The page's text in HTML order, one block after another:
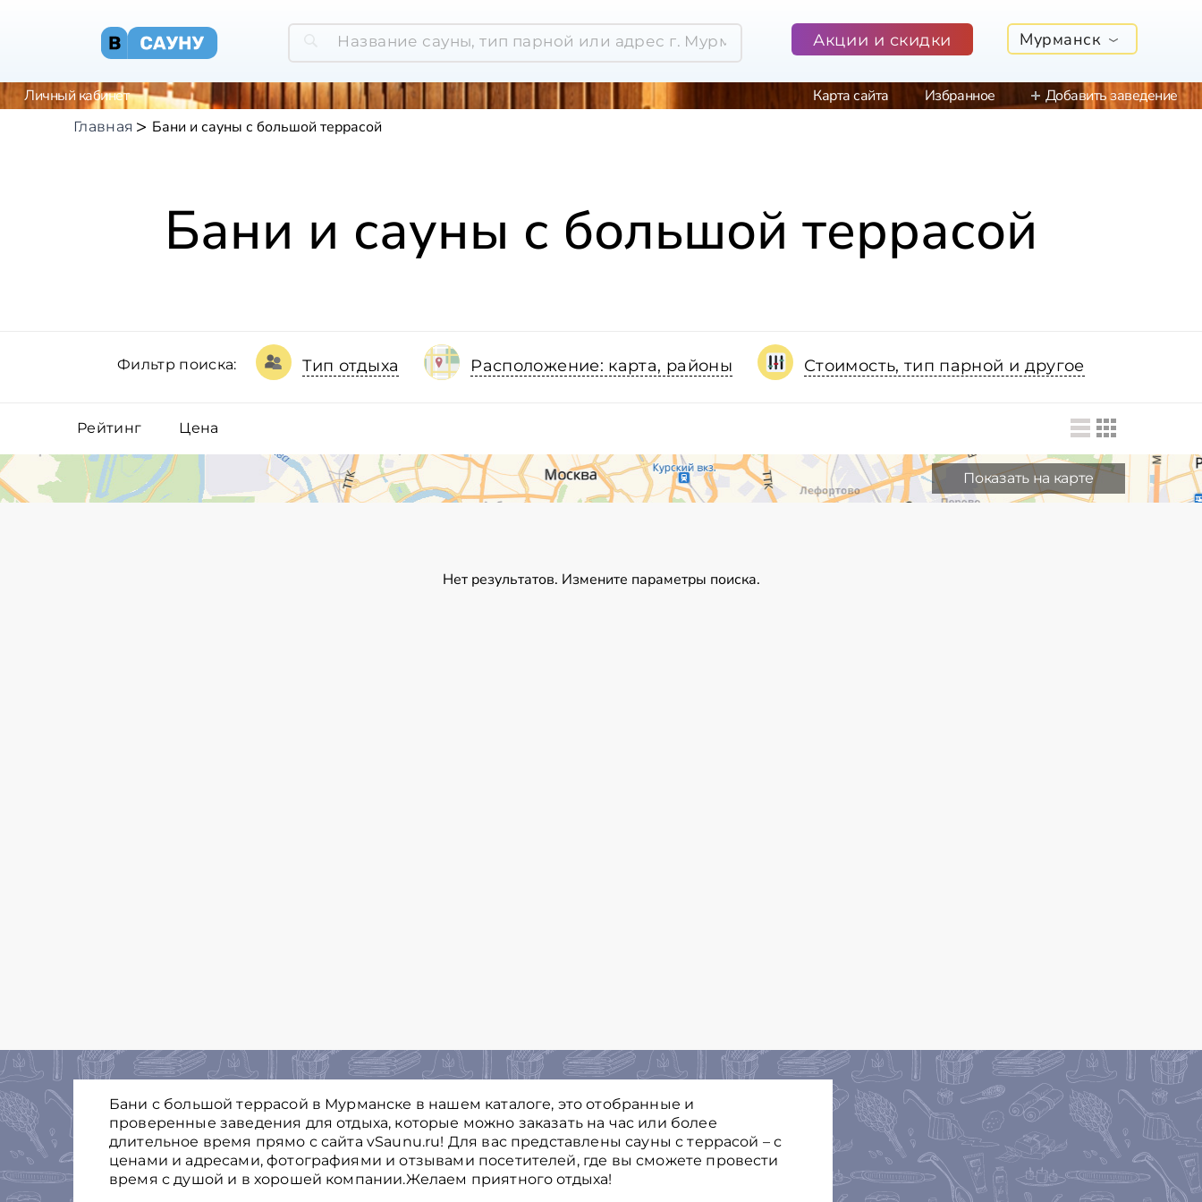
Акции и скидки Мурманск
Личный кабинет Карта сайта Избранное Добавить заведение
Главная Бани и сауны с большой террасой
Бани и сауны с большой террасой
Фильтр поиска: Тип отдыха Расположение: карта, районы Стоимость, тип парной и другое
Рейтинг Цена
Показать на карте
Нет результатов. Измените параметры поиска.
Бани с большой террасой в Мурманске в нашем каталоге, это отобранные и
проверенные заведения для отдыха, которые можно заказать на час или более
длительное время прямо с сайта vSaunu.ru! Для вас представлены сауны с террасой – с
ценами и адресами, фотографиями и отзывами посетителей, где вы сможете провести
время с душой и в хорошей компании.Желаем приятного отдыха!